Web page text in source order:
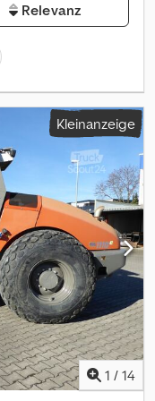
Relevanz
Kleinanzeige
1 / 14